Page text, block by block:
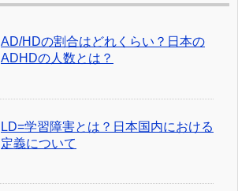
AD/HDの割合はどれくらい？日本の
ADHDの人数とは？
LD=学習障害とは？日本国内における
定義について